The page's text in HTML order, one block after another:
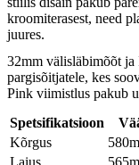
kroomiterasest, need
juures.
32mm välisläbimõõt ja
pargisõitjatele, kes
Pink viimistlus pakub
Spetsifikatsioon
Kõrgus